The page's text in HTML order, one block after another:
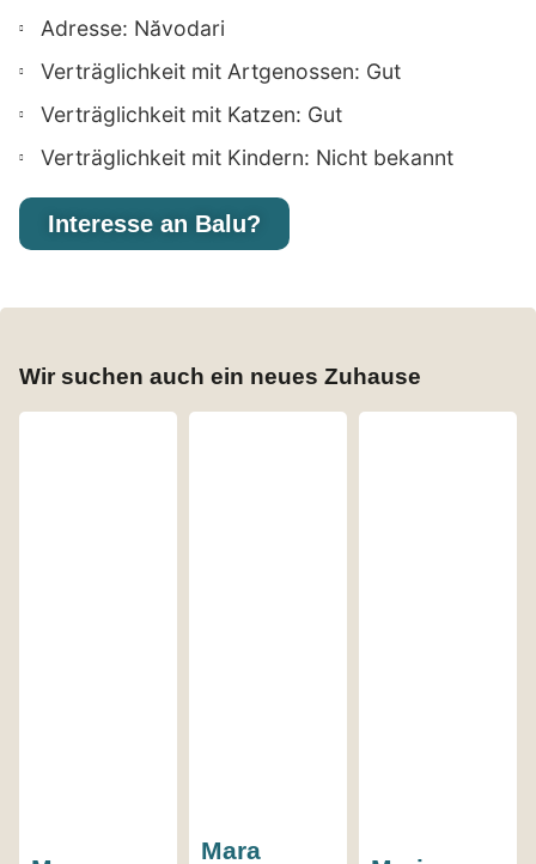
Adresse: Năvodari
Verträglichkeit mit Artgenossen: Gut
Verträglichkeit mit Katzen: Gut
Verträglichkeit mit Kindern: Nicht bekannt
Interesse an Balu?
Wir suchen auch ein neues Zuhause
Mara